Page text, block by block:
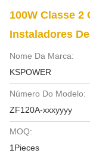
100W Classe 2
Instaladores
Nome Da Marca:
KSPOWER
Número Do Modelo:
ZF120A-xxxyyyy
MOQ:
1Pieces